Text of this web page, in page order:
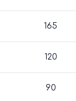
165
120
90